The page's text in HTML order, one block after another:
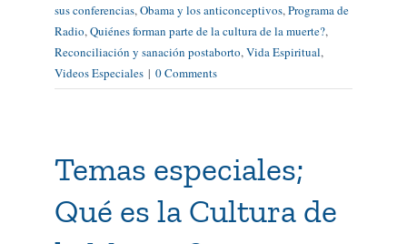
sus conferencias, Obama y los anticonceptivos, Programa de
Radio, Quiénes forman parte de la cultura de la muerte?,
Reconciliación y sanación postaborto, Vida Espiritual,
Videos Especiales | 0 Comments
Temas especiales;
Qué es la Cultura de